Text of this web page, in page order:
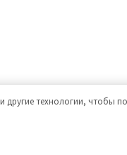
другие технологии, чтобы